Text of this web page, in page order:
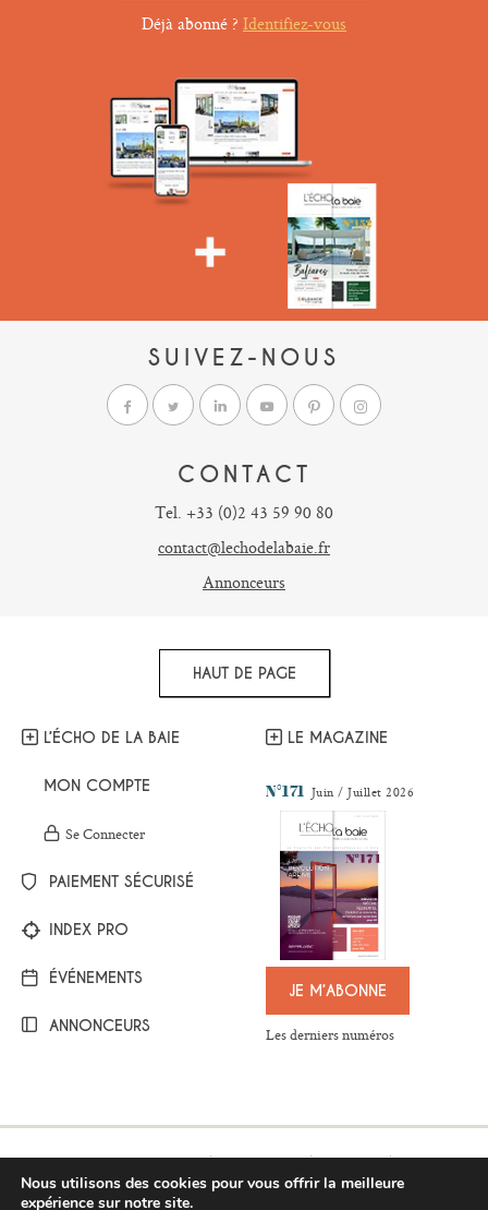
Déjà abonné ? Identifiez-vous
SUIVEZ-NOUS
CONTACT
Tel. +33 (0)2 43 59 90 80
contact@lechodelabaie.fr
Annonceurs
HAUT DE PAGE
L’ÉCHO DE LA BAIE
MON COMPTE
Se Connecter
PAIEMENT SÉCURISÉ
INDEX PRO
ÉVÉNEMENTS
ANNONCEURS
LE MAGAZINE
N°171 Juin / Juillet 2026
JE M’ABONNE
Les derniers numéros
Mentions légales Plan du site
Contact
Respect de la vie privée
Conditions générales de vente
Nous utilisons des cookies pour vous offrir la meilleure
expérience sur notre site.